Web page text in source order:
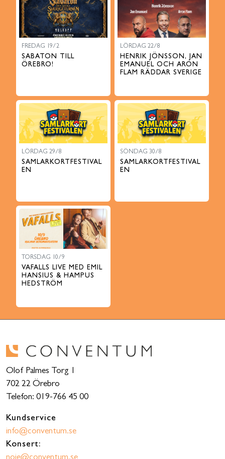
FREDAG 19/2
SABATON TILL
ÖREBRO!
LÖRDAG 22/8
HENRIK JÖNSSON, JAN
EMANUEL OCH ARON
FLAM RÄDDAR SVERIGE
LÖRDAG 29/8
SAMLARKORTFESTIVAL
EN
SÖNDAG 30/8
SAMLARKORTFESTIVAL
EN
TORSDAG 10/9
VAFALLS LIVE MED EMIL
HANSIUS & HAMPUS
HEDSTRÖM
Olof Palmes Torg 1
702 22 Örebro
Telefon: 019-766 45 00
Kundservice
info@conventum.se
Konsert: